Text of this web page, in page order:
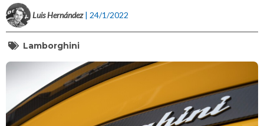
Luis Hernández | 24/1/2022
Lamborghini